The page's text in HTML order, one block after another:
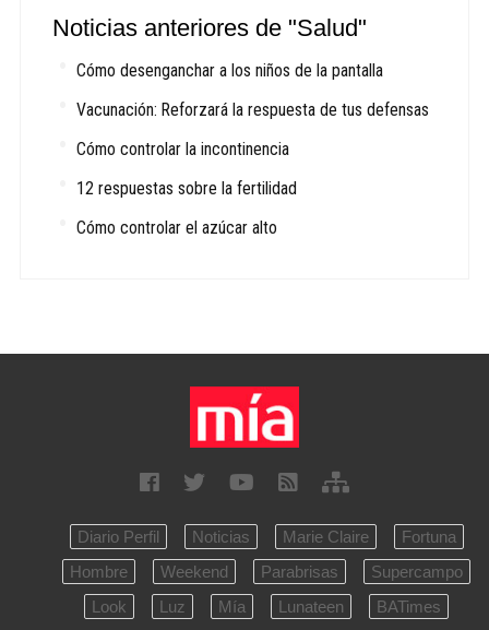
Noticias anteriores de "Salud"
Cómo desenganchar a los niños de la pantalla
Vacunación: Reforzará la respuesta de tus defensas
Cómo controlar la incontinencia
12 respuestas sobre la fertilidad
Cómo controlar el azúcar alto
Diario Perfil Noticias Marie Claire
Fortuna
Hombre
Weekend Parabrisas
Supercampo
Look
Luz Mía Lunateen BATimes